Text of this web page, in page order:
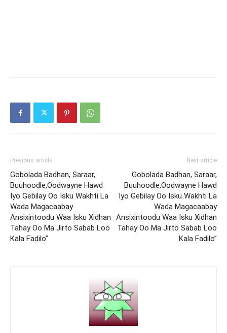
Previous article
Gobolada Badhan, Saraar,
Buuhoodle,Oodwayne Hawd
Iyo Gebilay Oo Isku Wakhti La
Wada Magacaabay
Ansixintoodu Waa Isku Xidhan
Tahay Oo Ma Jirto Sabab Loo
Kala Fadilo”
Next article
Gobolada Badhan, Saraar,
Buuhoodle,Oodwayne Hawd
Iyo Gebilay Oo Isku Wakhti La
Wada Magacaabay
Ansixintoodu Waa Isku Xidhan
Tahay Oo Ma Jirto Sabab Loo
Kala Fadilo”